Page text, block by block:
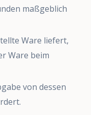
maßgeblich
Ware liefert,
Ware beim
von dessen